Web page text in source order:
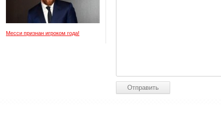
Месси признан игроком года!